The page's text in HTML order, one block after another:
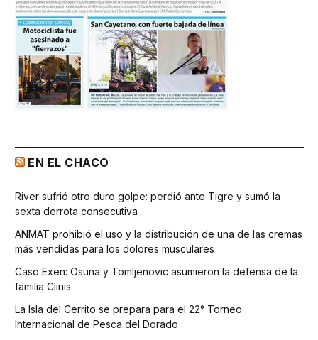
EN EL CHACO
River sufrió otro duro golpe: perdió ante Tigre y sumó la
sexta derrota consecutiva
ANMAT prohibió el uso y la distribución de una de las cremas
más vendidas para los dolores musculares
Caso Exen: Osuna y Tomljenovic asumieron la defensa de la
familia Clinis
La Isla del Cerrito se prepara para el 22° Torneo
Internacional de Pesca del Dorado